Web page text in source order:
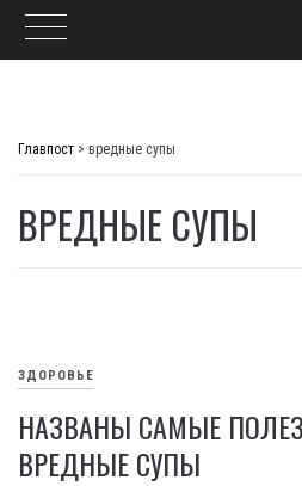
Главпост > вредные супы
ВРЕДНЫЕ СУПЫ
ЗДОРОВЬЕ
НАЗВАНЫ САМЫЕ
ВРЕДНЫЕ СУПЫ